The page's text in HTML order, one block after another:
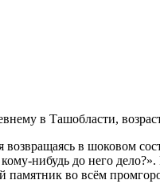
в Ташобласти,
в шоковом
нибудь до него
памятник во всём